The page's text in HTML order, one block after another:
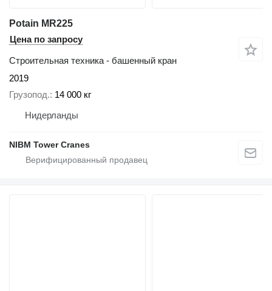
Potain MR225
Цена по запросу
Строительная техника - башенный кран
2019
Грузопод. 14 000 кг
Нидерланды
NIBM Tower Cranes